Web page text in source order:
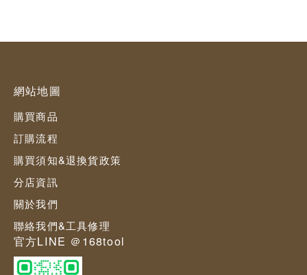
網站地圖
購買商品
訂購流程
購買須知&退換貨政策
分店資訊
關於我們
聯絡我們&工具修理
官方LINE ＠168tool